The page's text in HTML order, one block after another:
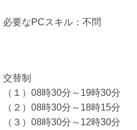
必要なPCスキル：不問
交替制
（１）08時30分～19時30分
（２）08時30分～18時15分
（３）08時30分～12時30分